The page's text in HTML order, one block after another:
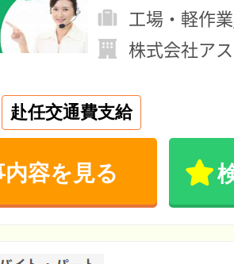
工場・軽作
株式会社ア
赴任交通費支給
容を見る